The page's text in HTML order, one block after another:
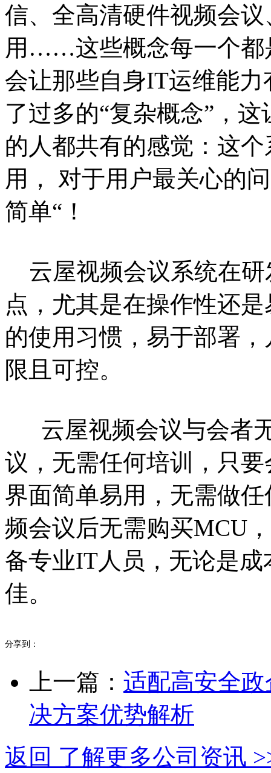
信、全高清硬件视频会
用……这些概念每一个都
会让那些自身IT运维能
了过多的“复杂概念”，
的人都共有的感觉：这
用， 对于用户最关心的
简单“！
云屋视频会议系统在研
点，尤其是在操作性还
的使用习惯，易于部署
限且可控。
云屋视频会议与会者
议，无需任何培训，只
界面简单易用，无需做
频会议后无需购买MCU
备专业IT人员，无论是
佳。
分享到：
上一篇： 适配高安全
决方案优势解析
返回 了解更多公司资讯